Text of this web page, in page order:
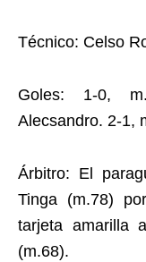
Técnico: Celso
Goles: 1-0,
Alecsandro. 2-1,
Árbitro: El
Tinga (m.78)
tarjeta amarilla
(m.68).